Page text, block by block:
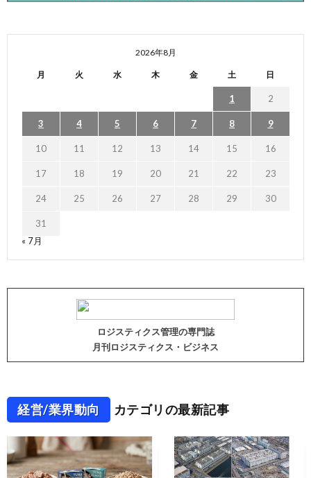
2026年8月
月 火 水 木 金 土 日
1 2
3 4 5 6 7 8 9
10 11 12 13 14 15 16
17 18 19 20 21 22 23
24 25 26 27 28 29 30
31
« 7月
ロジスティクス管理の専門誌
月刊ロジスティクス・ビジネス
経営/業界動向 カテゴリの最新記事